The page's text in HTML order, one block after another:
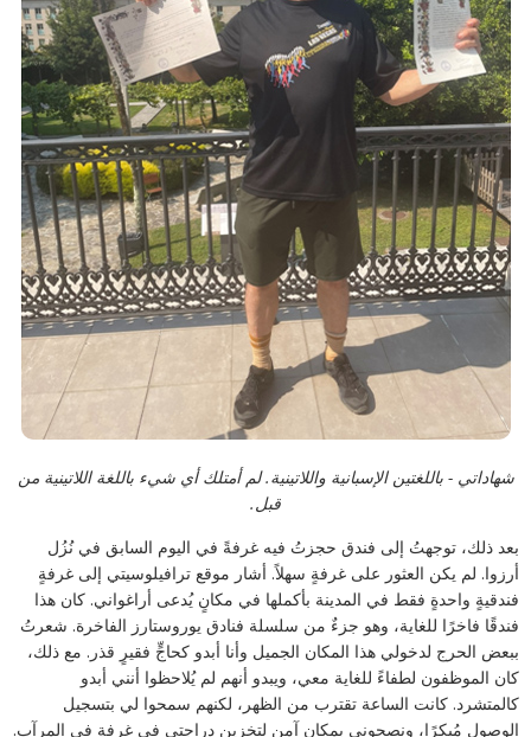
شهاداتي - باللغتين الإسبانية واللاتينية. لم أمتلك أي شيء باللغة اللاتينية من
قبل.
بعد ذلك، توجهتُ إلى فندق حجزتُ فيه غرفةً في اليوم السابق في نُزُل
أرزوا. لم يكن العثور على غرفةٍ سهلاً. أشار موقع ترافيلوسيتي إلى غرفةٍ
فندقيةٍ واحدةٍ فقط في المدينة بأكملها في مكانٍ يُدعى أراغواني. كان هذا
فندقًا فاخرًا للغاية، وهو جزءٌ من سلسلة فنادق يوروستارز الفاخرة. شعرتُ
ببعض الحرج لدخولي هذا المكان الجميل وأنا أبدو كحاجٍّ فقيرٍ قذر. مع ذلك،
كان الموظفون لطفاءً للغاية معي، ويبدو أنهم لم يُلاحظوا أنني أبدو
كالمتشرد. كانت الساعة تقترب من الظهر، لكنهم سمحوا لي بتسجيل
الوصول مُبكرًا، ونصحوني بمكانٍ آمنٍ لتخزين دراجتي في غرفةٍ في المرآب.